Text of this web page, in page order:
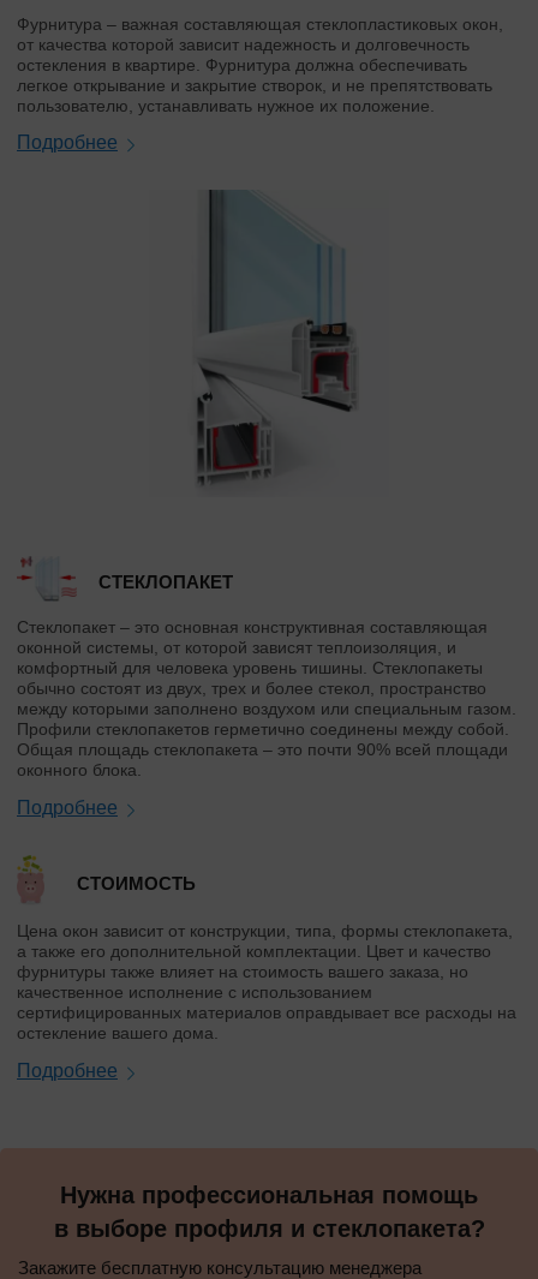
Фурнитура – важная составляющая стеклопластиковых окон,
от качества которой зависит надежность и долговечность
остекления в квартире. Фурнитура должна обеспечивать
легкое открывание и закрытие створок, и не препятствовать
пользователю, устанавливать нужное их положение.
Подробнее
СТЕКЛОПАКЕТ
Стеклопакет – это основная конструктивная составляющая
оконной системы, от которой зависят теплоизоляция, и
комфортный для человека уровень тишины. Стеклопакеты
обычно состоят из двух, трех и более стекол, пространство
между которыми заполнено воздухом или специальным газом.
Профили стеклопакетов герметично соединены между собой.
Общая площадь стеклопакета – это почти 90% всей площади
оконного блока.
Подробнее
СТОИМОСТЬ
Цена окон зависит от конструкции, типа, формы стеклопакета,
а также его дополнительной комплектации. Цвет и качество
фурнитуры также влияет на стоимость вашего заказа, но
качественное исполнение с использованием
сертифицированных материалов оправдывает все расходы на
остекление вашего дома.
Подробнее
Нужна профессиональная помощь
в выборе профиля и стеклопакета?
Закажите бесплатную консультацию менеджера